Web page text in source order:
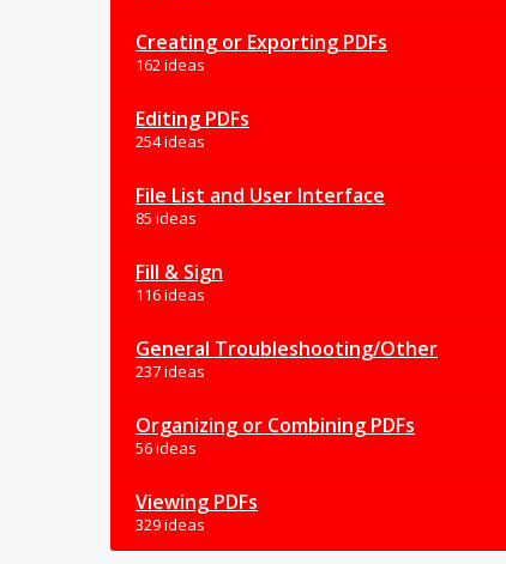
Creating or Exporting PDFs
162 ideas
Editing PDFs
254 ideas
File List and User Interface
85 ideas
Fill & Sign
116 ideas
General Troubleshooting/Other
237 ideas
Organizing or Combining PDFs
56 ideas
Viewing PDFs
329 ideas